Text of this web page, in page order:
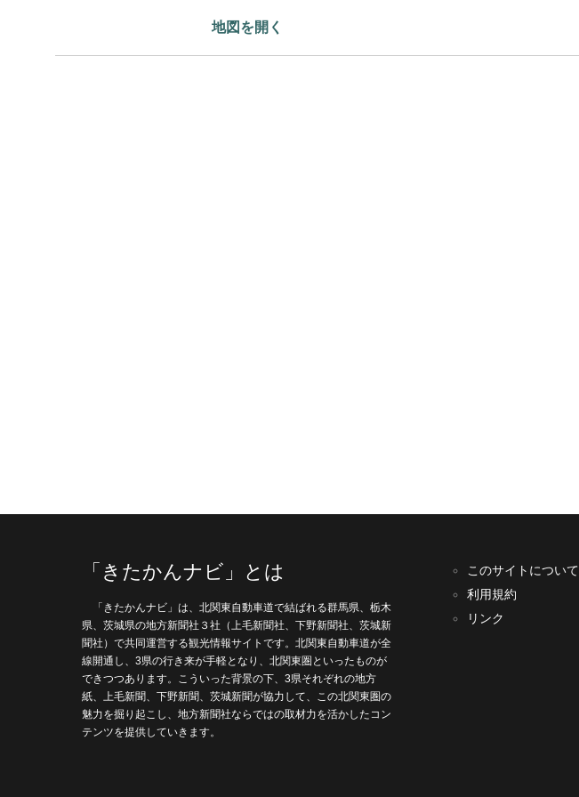
地図を開く
「きたかんナビ」とは
「きたかんナビ」は、北関東自動車道で結ばれる群馬県、栃木
県、茨城県の地方新聞社３社（上毛新聞社、下野新聞社、茨城新
聞社）で共同運営する観光情報サイトです。北関東自動車道が全
線開通し、3県の行き来が手軽となり、北関東圏といったものが
できつつあります。こういった背景の下、3県それぞれの地方
紙、上毛新聞、下野新聞、茨城新聞が協力して、この北関東圏の
魅力を掘り起こし、地方新聞社ならではの取材力を活かしたコン
テンツを提供していきます。
このサイトについて
利用規約
リンク